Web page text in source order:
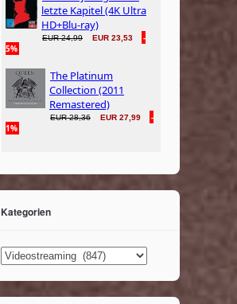
Kategorien
Kategorien